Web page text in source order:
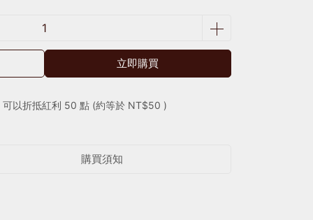
立即購買
以折抵紅利 50 點 (約等於 NT$50 )
購買須知